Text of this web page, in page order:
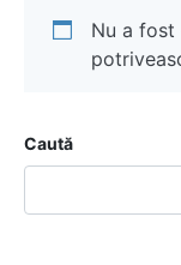
Nu a fost
Caută